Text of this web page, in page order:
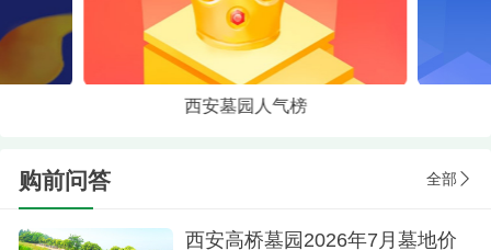
西安墓园人气榜
购前问答 全部
西安高桥墓园2026年7月墓地价